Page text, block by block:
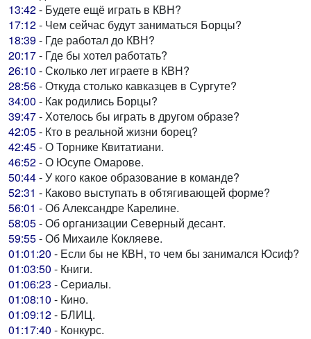
13:42- Будете ещё играть в КВН?
17:12- Чем сейчас будут заниматься Борцы?
18:39- Где работал до КВН?
20:17- Где бы хотел работать?
26:10 - Сколько лет играете в КВН?
28:56- Откуда столько кавказцев в Сургуте?
34:00 - Как родились Борцы?
39:47- Хотелось бы играть в другом образе?
42:05- Кто в реальной жизни борец?
42:45- О Торнике Квитатиани.
46:52- О Юсупе Омарове.
50:44- У кого какое образование в команде?
52:31 - Каково выступать в обтягивающей форме?
56:01 - Об Александре Карелине.
58:05- Об организации Северный десант.
59:55- Об Михаиле Кокляеве.
01:01:20 - Если бы не КВН, то чем бы занимался Юсиф?
01:03:50 - Книги.
01:06:23 - Сериалы.
01:08:10 - Кино.
01:09:12- БЛИЦ.
01:17:40 - Конкурс.